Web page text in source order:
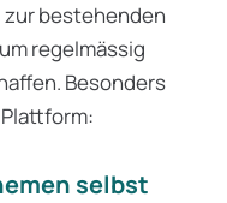
zur bestehenden
regelmässig
Besonders
selbst